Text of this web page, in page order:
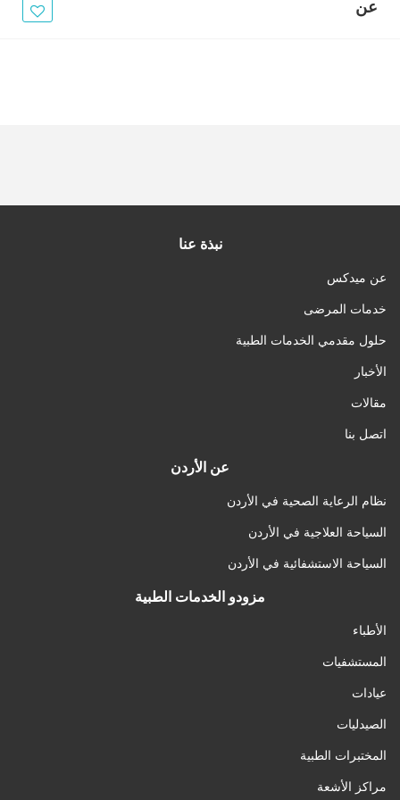
عن
نبذة عنا
عن ميدكس
خدمات المرضى
حلول مقدمي الخدمات الطبية
الأخبار
مقالات
اتصل بنا
عن الأردن
نظام الرعاية الصحية في الأردن
السياحة العلاجية في الأردن
السياحة الاستشفائية في الأردن
مزودو الخدمات الطبية
الأطباء
المستشفيات
عيادات
الصيدليات
المختبرات الطبية
مراكز الأشعة